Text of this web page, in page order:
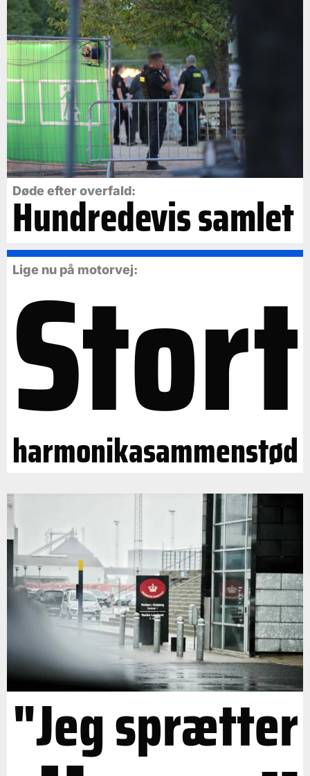
Døde efter overfald:
Hundredevis samlet
Lige nu på motorvej:
Stort
harmonikasammenstød
"Jeg sprætter